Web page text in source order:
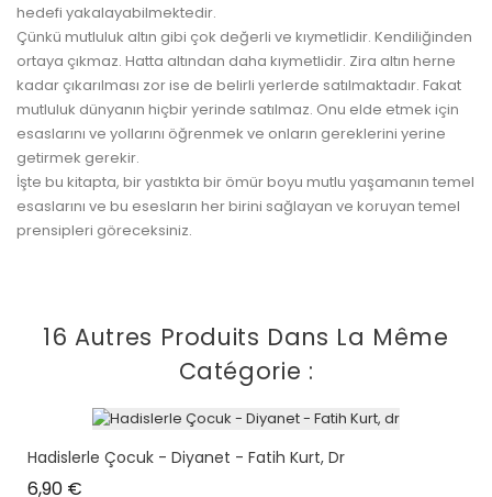
hedefi yakalayabilmektedir.
Çünkü mutluluk altın gibi çok değerli ve kıymetlidir. Kendiliğinden
ortaya çıkmaz. Hatta altından daha kıymetlidir. Zira altın herne
kadar çıkarılması zor ise de belirli yerlerde satılmaktadır. Fakat
mutluluk dünyanın hiçbir yerinde satılmaz. Onu elde etmek için
esaslarını ve yollarını öğrenmek ve onların gereklerini yerine
getirmek gerekir.
İşte bu kitapta, bir yastıkta bir ömür boyu mutlu yaşamanın temel
esaslarını ve bu esesların her birini sağlayan ve koruyan temel
prensipleri göreceksiniz.
16 Autres Produits Dans La Même
Catégorie :
Hadislerle Çocuk - Diyanet - Fatih Kurt, Dr
6,90 €